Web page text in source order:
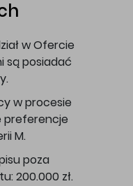
w Ofercie
są posiadać
w procesie
preferencje
M.
poza
200.000 zł.